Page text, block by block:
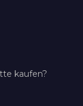
kaufen?